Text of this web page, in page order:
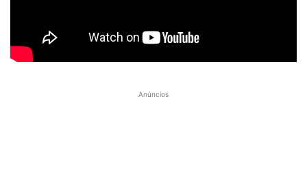
Anúncios